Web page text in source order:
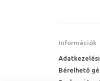
Információk
Bérelhető